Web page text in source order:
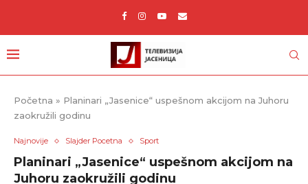
Početna » Planinari „Jasenice“ uspešnom akcijom na Juhoru
zaokružili godinu
Najnovije Slajder Pocetna Sport
Planinari „Jasenice“ uspešnom akcijom na
Juhoru zaokružili godinu